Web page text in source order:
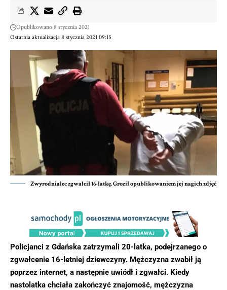
Ostatnia aktualizacja 8 stycznia 2021 09:15
Opublikowano 8 stycznia 2021
Zwyrodnialec zgwałcił 16-latkę. Groził opublikowaniem jej nagich zdjęć
Policjanci z Gdańska zatrzymali 20-latka, podejrzanego o
zgwałcenie 16-letniej dziewczyny. Mężczyzna zwabił ją
poprzez internet, a następnie uwiódł i zgwałci. Kiedy
nastolatka chciała zakończyć znajomość, mężczyzna